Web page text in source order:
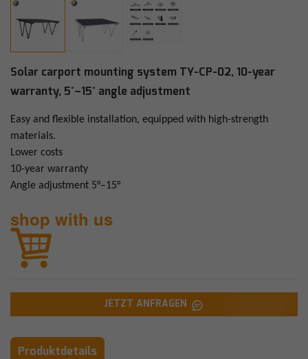
Solar carport mounting system TY-CP-02, 10-year
warranty, 5°–15° angle adjustment
Easy and flexible installation, equipped with high-strength
materials.
Lower costs
10-year warranty
Angle adjustment 5°–15°
shop with us
JETZT ANFRAGEN
Produktdetails